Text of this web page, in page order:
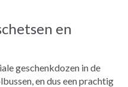
en
geschenkdozen in de
en dus een prachtig